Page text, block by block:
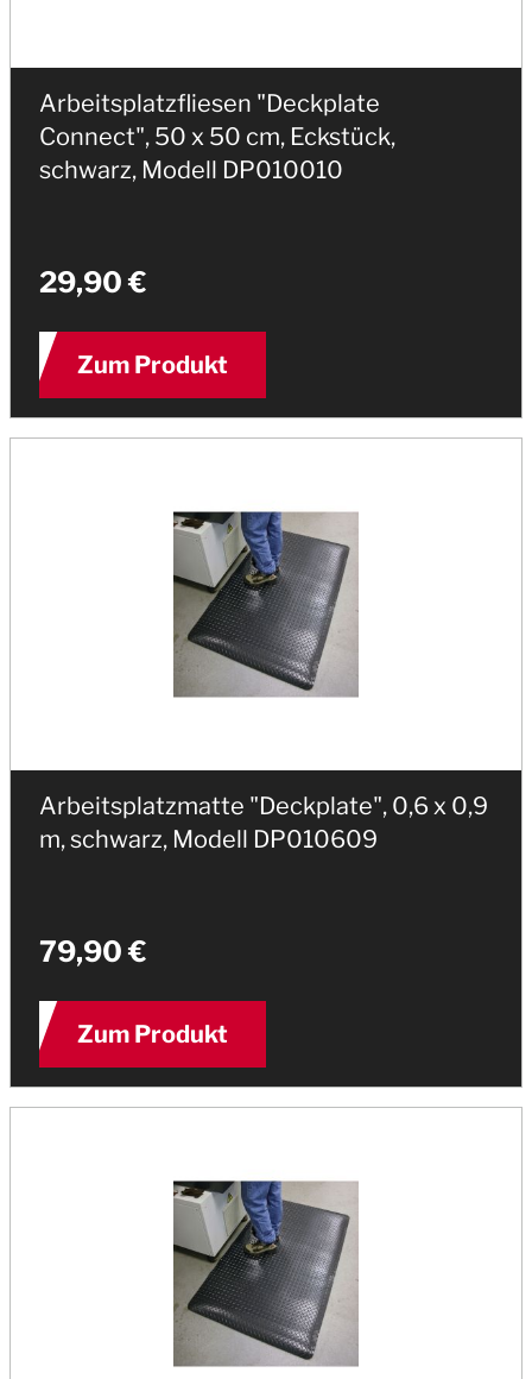
Arbeitsplatzfliesen "Deckplate
Connect", 50 x 50 cm, Eckstück,
schwarz, Modell DP010010
29,90 €
Zum Produkt
Arbeitsplatzmatte "Deckplate", 0,6 x 0,9
m, schwarz, Modell DP010609
79,90 €
Zum Produkt